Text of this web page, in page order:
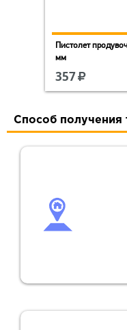
Пистолет
мм
357
Способ получения